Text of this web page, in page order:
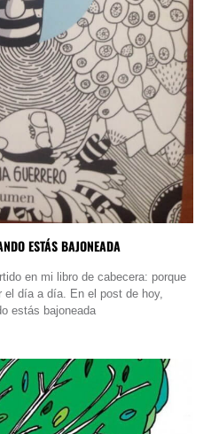
ESTÁS BAJONEADA
en mi libro de cabecera: porque
el día a día. En el post de hoy,
estás bajoneada